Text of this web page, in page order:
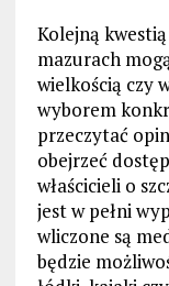
Kolejną
mazurach
wielkością czy
wyborem
przeczytać
obejrzeć
właścicieli o
jest w pełni
wliczone są
będzie